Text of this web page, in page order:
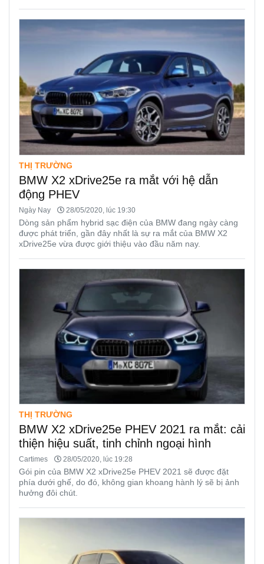
THỊ TRƯỜNG
BMW X2 xDrive25e ra mắt với hệ dẫn
động PHEV
Ngày Nay 28/05/2020, lúc 19:30
Dòng sản phẩm hybrid sạc điện của BMW đang ngày càng
được phát triển, gần đây nhất là sự ra mắt của BMW X2
xDrive25e vừa được giới thiệu vào đầu năm nay.
THỊ TRƯỜNG
BMW X2 xDrive25e PHEV 2021 ra mắt: cải
thiện hiệu suất, tinh chỉnh ngoại hình
Cartimes 28/05/2020, lúc 19:28
Gói pin của BMW X2 xDrive25e PHEV 2021 sẽ được đặt
phía dưới ghế, do đó, không gian khoang hành lý sẽ bị ảnh
hưởng đôi chút.